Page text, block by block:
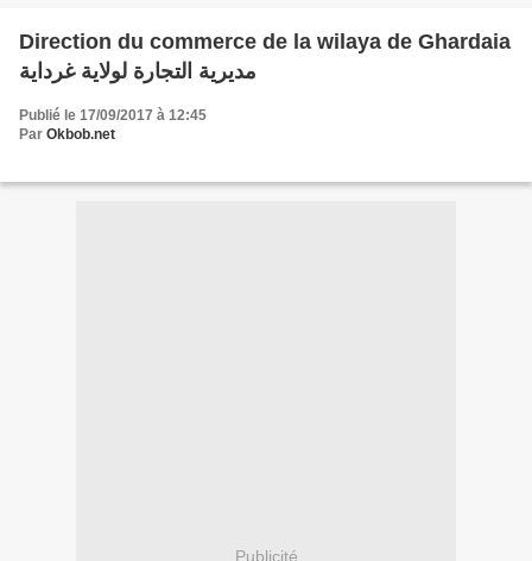
Direction du commerce de la wilaya de Ghardaia
مديرية التجارة لولاية غرداية
Publié le 17/09/2017 à 12:45
Par Okbob.net
Publicité